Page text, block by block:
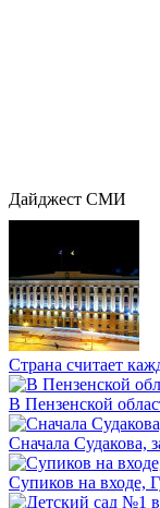
Дайджест СМИ
Страна считает
В Пензенской
Сначала Судакова,
Супиков на входе,